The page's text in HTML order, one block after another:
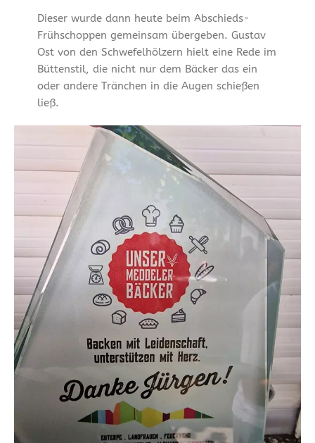
Dieser wurde dann heute beim Abschieds-
Frühschoppen gemeinsam übergeben. Gustav
Ost von den Schwefelhölzern hielt eine Rede im
Büttenstil, die nicht nur dem Bäcker das ein
oder andere Tränchen in die Augen schießen
ließ.